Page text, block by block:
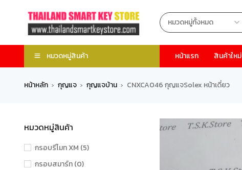
หมวดหมู่สินค้า หน้าแรก สินค้าใหม่
หน้าหลัก › กุญแจ › กุญแจบ้าน › CNXCA046 กุญแจSolex หน้าเดี่ยว
หมวดหมู่สินค้า
กรอบรีโมท XM (5)
กรอบสมาร์ท (0)